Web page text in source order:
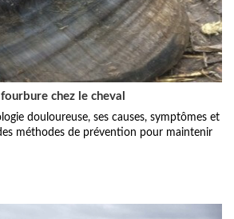
fourbure chez le cheval
douloureuse, ses causes, symptômes et
méthodes de prévention pour maintenir